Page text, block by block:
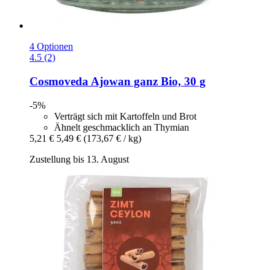
4 Optionen
4.5 (2)
Cosmoveda Ajowan ganz Bio, 30 g
-5%
Verträgt sich mit Kartoffeln und Brot
Ähnelt geschmacklich an Thymian
5,21 € 5,49 € (173,67 € / kg)
Zustellung bis 13. August